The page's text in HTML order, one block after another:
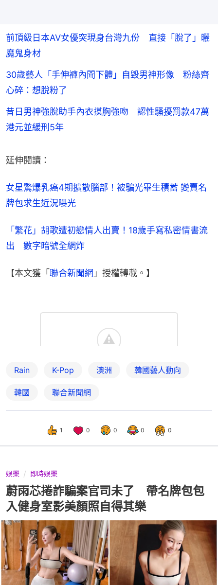
前頂級日本AV女優突現身台灣九份 直接「脫了」曬
魔鬼身材
30歲藝人「手伸褲內聞下體」自毀男神形像 粉絲齊
心碎：想脫粉了
昔日男神強脫助手內衣摸胸強吻 認性騷擾罰款47萬
港元並緩刑5年
延伸閱讀：
女星驚爆乳癌4期擴散腦部！被騙光畢生積蓄 變賣名
牌包求生近況曝光
「繁花」胡歌遭初戀情人出賣！18歲手寫私密情書流
出　數字暗號全網炸
【本文獲「 聯合新聞網 」授權轉載。】
Rain K-Pop 澳洲 韓國藝人動向
韓國 聯合新聞網
1 0 0 0 0
娛樂 即時娛樂
蔚雨芯捲詐騙案官司未了 帶名牌包包
入健身室影美顏照自得其樂